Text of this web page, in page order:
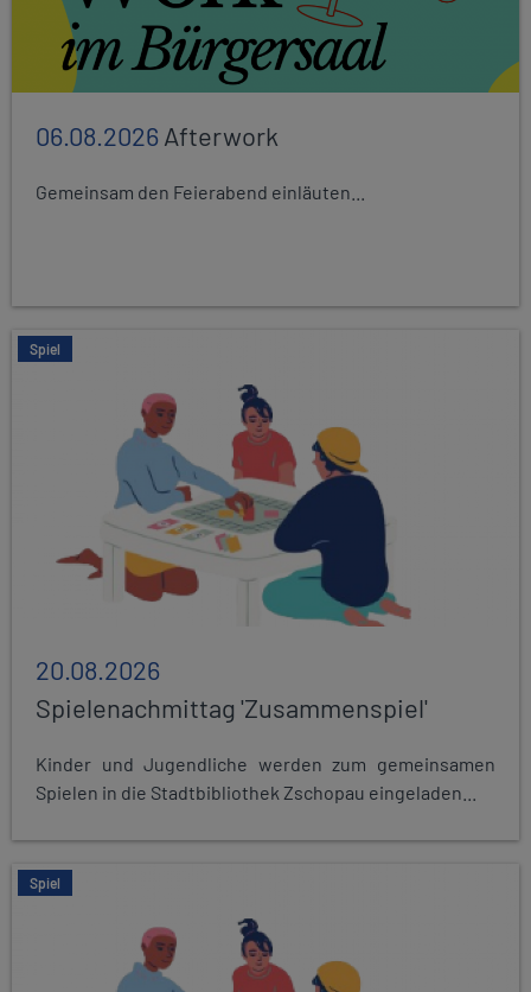
06.08.2026Afterwork
Gemeinsam den Feierabend einläuten...
Spiel
20.08.2026
Spielenachmittag 'Zusammenspiel'
Kinder und Jugendliche werden zum gemeinsamen
Spielen in die Stadtbibliothek Zschopau eingeladen...
Spiel